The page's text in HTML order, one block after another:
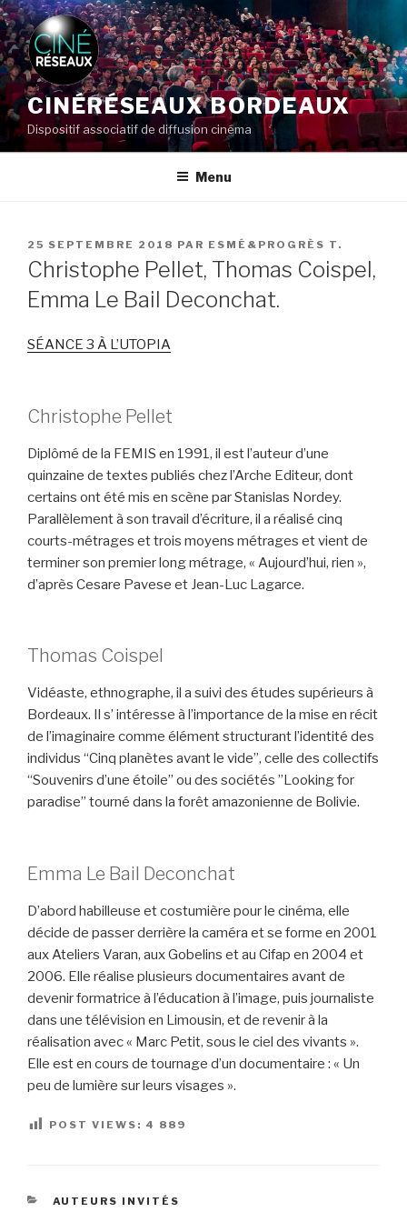
Aller
au
contenu
principal
CINÉRÉSEAUX BORDEAUX
Dispositif associatif de diffusion cinéma
Menu
PUBLIÉ
LE
25 SEPTEMBRE 2018 PAR ESMÉ&PROGRÈS T.
Christophe Pellet, Thomas Coispel,
Emma Le Bail Deconchat.
SÉANCE 3 À L’UTOPIA
Christophe Pellet
Diplômé de la FEMIS en 1991, il est l’auteur d’une
quinzaine de textes publiés chez l’Arche Editeur, dont
certains ont été mis en scène par Stanislas Nordey.
Parallèlement à son travail d’écriture, il a réalisé cinq
courts-métrages et trois moyens métrages et vient de
terminer son premier long métrage, « Aujourd’hui, rien »,
d’après Cesare Pavese et Jean-Luc Lagarce.
Thomas Coispel
Vidéaste, ethnographe, il a suivi des études supérieurs à
Bordeaux. Il s’ intéresse à l’importance de la mise en récit
de l’imaginaire comme élément structurant l’identité des
individus “Cinq planètes avant le vide”, celle des collectifs
“Souvenirs d’une étoile” ou des sociétés ”Looking for
paradise” tourné dans la forêt amazonienne de Bolivie.
Emma Le Bail Deconchat
D’abord habilleuse et costumière pour le cinéma, elle
décide de passer derrière la caméra et se forme en 2001
aux Ateliers Varan, aux Gobelins et au Cifap en 2004 et
2006. Elle réalise plusieurs documentaires avant de
devenir formatrice à l’éducation à l’image, puis journaliste
dans une télévision en Limousin, et de revenir à la
réalisation avec « Marc Petit, sous le ciel des vivants ».
Elle est en cours de tournage d’un documentaire : « Un
peu de lumière sur leurs visages ».
POST VIEWS: 4 889
CATÉGORIES
AUTEURS INVITÉS